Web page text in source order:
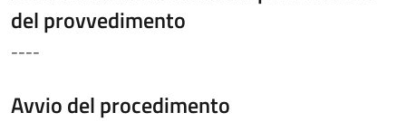
del provvedimento
----
Avvio del procedimento